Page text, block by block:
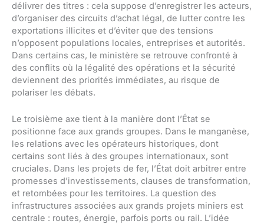
délivrer des titres : cela suppose d’enregistrer les acteurs,
d’organiser des circuits d’achat légal, de lutter contre les
exportations illicites et d’éviter que des tensions
n’opposent populations locales, entreprises et autorités.
Dans certains cas, le ministère se retrouve confronté à
des conflits où la légalité des opérations et la sécurité
deviennent des priorités immédiates, au risque de
polariser les débats.
Le troisième axe tient à la manière dont l’État se
positionne face aux grands groupes. Dans le manganèse,
les relations avec les opérateurs historiques, dont
certains sont liés à des groupes internationaux, sont
cruciales. Dans les projets de fer, l’État doit arbitrer entre
promesses d’investissements, clauses de transformation,
et retombées pour les territoires. La question des
infrastructures associées aux grands projets miniers est
centrale : routes, énergie, parfois ports ou rail. L’idée